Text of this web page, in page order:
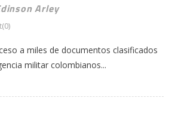
Arley
a miles de documentos clasificados
militar colombianos...